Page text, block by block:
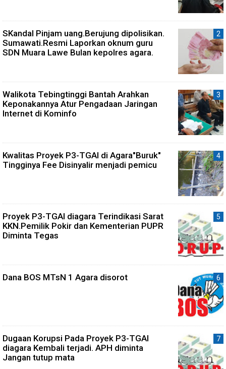
SKandal Pinjam uang.Berujung dipolisikan.
Sumawati.Resmi Laporkan oknum guru
SDN Muara Lawe Bulan kepolres agara.
Walikota Tebingtinggi Bantah Arahkan
Keponakannya Atur Pengadaan Jaringan
Internet di Kominfo
Kwalitas Proyek P3-TGAI di Agara"Buruk"
Tingginya Fee Disinyalir menjadi pemicu
Proyek P3-TGAI diagara Terindikasi Sarat
KKN.Pemilik Pokir dan Kementerian PUPR
Diminta Tegas
Dana BOS MTsN 1 Agara disorot
Dugaan Korupsi Pada Proyek P3-TGAI
diagara Kembali terjadi. APH diminta
Jangan tutup mata